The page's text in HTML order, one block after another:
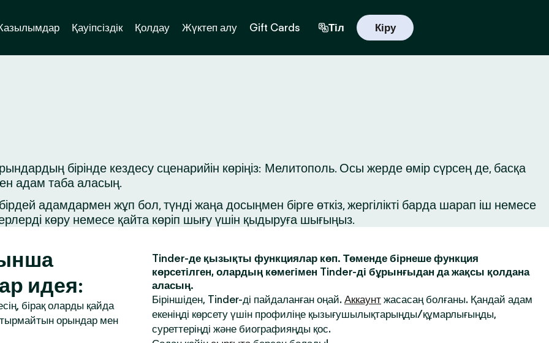
Қауіпсіздік Қолдау Жүктеп алу Gift Cards Тіл Кіру
бірінде кездесу сценарийін көріңіз: Мелитополь. Осы жерде өмір сүрсең де, басқа
адам таба аласың.
адамдармен жұп бол, түнді жаңа досыңмен бірге өткіз, жергілікті барда шарап іш немесе
көру немесе қайта көріп шығу үшін қыдыруға шығыңыз.
идея:
бірақ оларды қайда
орындар мен
Tinder-де қызықты функциялар көп. Төменде бірнеше функция
көрсетілген, олардың көмегімен Tinder-ді бұрынғыдан да жақсы қолдана
аласың.
Біріншіден, Tinder-ді пайдаланған оңай. Аккаунт жасасаң болғаны. Қандай адам
екеніңді көрсету үшін профиліңе қызығушылықтарыңды/құмарлығыңды,
суреттеріңді және биографияңды қос.